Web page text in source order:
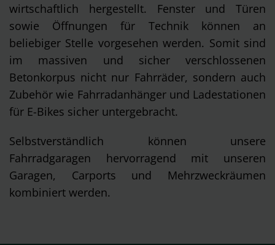
wirtschaftlich hergestellt. Fenster und Türen
sowie Öffnungen für Technik können an
beliebiger Stelle vorgesehen werden. Somit sind
im massiven und sicher verschlossenen
Betonkorpus nicht nur Fahrräder, sondern auch
Zubehör wie Fahrradanhänger und Ladestationen
für E-Bikes sicher untergebracht.
Selbstverständlich können unsere
Fahrradgaragen hervorragend mit unseren
Garagen, Carports und Mehrzweckräumen
kombiniert werden.